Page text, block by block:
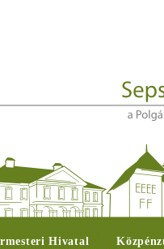
Hivatal